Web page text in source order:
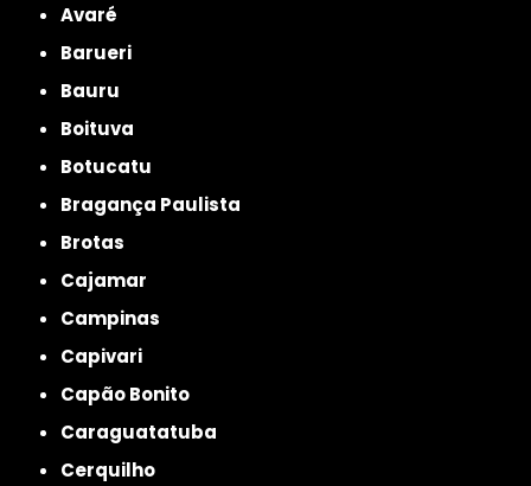
Avaré
Barueri
Bauru
Boituva
Botucatu
Bragança Paulista
Brotas
Cajamar
Campinas
Capivari
Capão Bonito
Caraguatatuba
Cerquilho